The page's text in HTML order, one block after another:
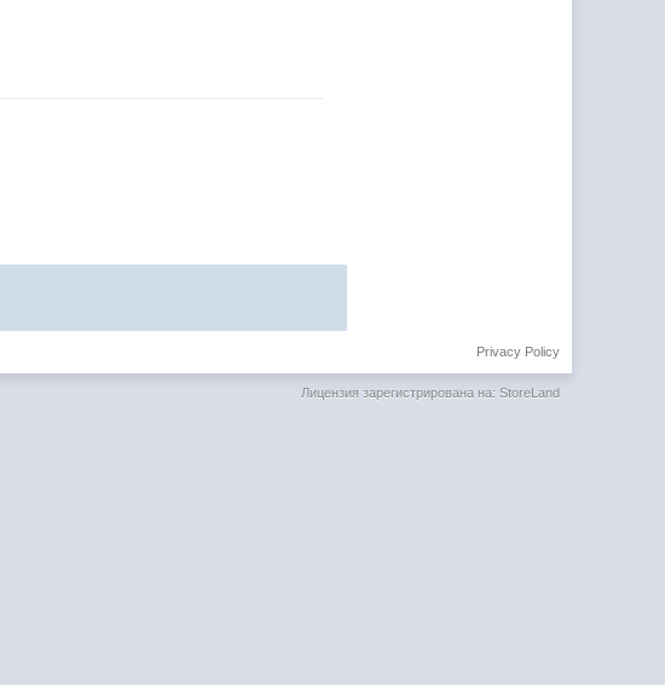
Privacy Policy
Лицензия зарегистрирована на: StoreLand